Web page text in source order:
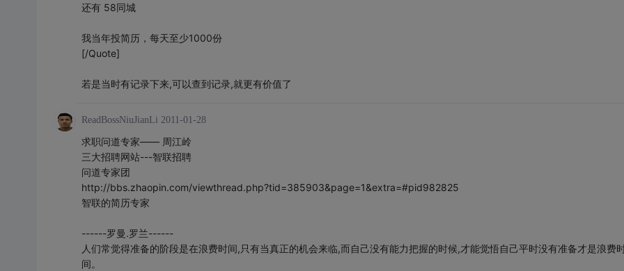
还有 58同城
我当年投简历，每天至少1000份
[/Quote]
若是当时有记录下来,可以查到记录,就更有价值了
ReadBossNiuJianLi 2011-01-28
求职问道专家—— 周江岭
三大招聘网站---智联招聘
问道专家团
http://bbs.zhaopin.com/viewthread.php?tid=385903&page=1&extra=#pid982825
智联的简历专家
------罗曼.罗兰------
人们常觉得准备的阶段是在浪费时间,只有当真正的机会来临,而自己没有能力把握的时候,才能觉悟自己平时没有准备才是浪费
间。